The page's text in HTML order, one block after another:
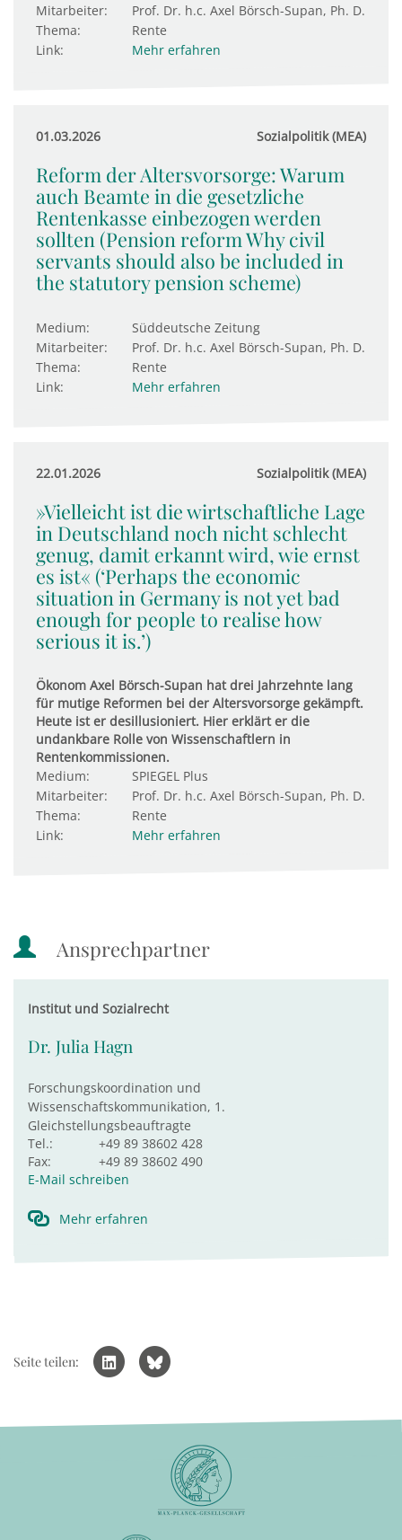
Mitarbeiter:
Prof. Dr. h.c. Axel Börsch-Supan, Ph. D.
Thema:
Rente
Link:
Mehr erfahren
01.03.2026 Sozialpolitik (MEA)
Reform der Altersvorsorge: Warum
auch Beamte in die gesetzliche
Rentenkasse einbezogen werden
sollten (Pension reform Why civil
servants should also be included in
the statutory pension scheme)
Medium:
Süddeutsche Zeitung
Mitarbeiter:
Prof. Dr. h.c. Axel Börsch-Supan, Ph. D.
Thema:
Rente
Link:
Mehr erfahren
22.01.2026 Sozialpolitik (MEA)
»Vielleicht ist die wirtschaftliche Lage
in Deutschland noch nicht schlecht
genug, damit erkannt wird, wie ernst
es ist« (‘Perhaps the economic
situation in Germany is not yet bad
enough for people to realise how
serious it is.’)
Ökonom Axel Börsch-Supan hat drei Jahrzehnte lang
für mutige Reformen bei der Altersvorsorge gekämpft.
Heute ist er desillusioniert. Hier erklärt er die
undankbare Rolle von Wissenschaftlern in
Rentenkommissionen.
Medium:
SPIEGEL Plus
Mitarbeiter:
Prof. Dr. h.c. Axel Börsch-Supan, Ph. D.
Thema:
Rente
Link:
Mehr erfahren
Ansprechpartner
Institut und Sozialrecht
Dr. Julia Hagn
Forschungskoordination und
Wissenschaftskommunikation, 1.
Gleichstellungsbeauftragte
Tel.:
+49 89 38602 428
Fax:
+49 89 38602 490
E-Mail schreiben
Mehr erfahren
Seite teilen: